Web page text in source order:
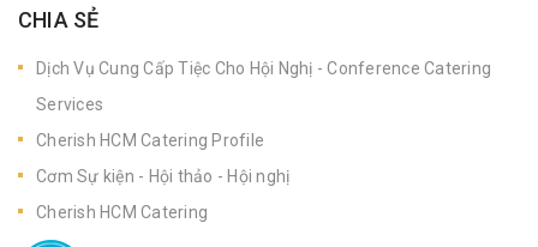
CHIA SẺ
Dịch Vụ Cung Cấp Tiệc Cho Hội Nghị - Conference Catering
Services
Cherish HCM Catering Profile
Cơm Sự kiện - Hội thảo - Hội nghị
Cherish HCM Catering